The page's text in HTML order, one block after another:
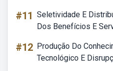
#11 Seletividade E
Dos Benefícios E
#12 Produção Do
Tecnológico E